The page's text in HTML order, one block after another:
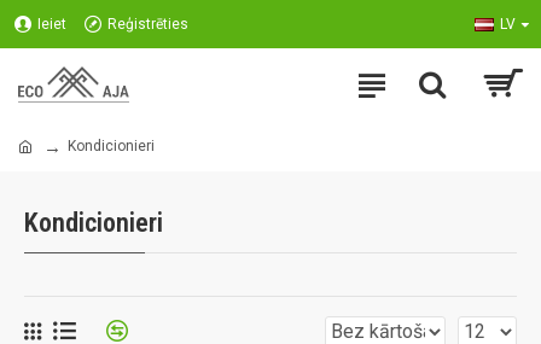
Ieiet Reģistrēties LV
Kondicionieri
Kondicionieri